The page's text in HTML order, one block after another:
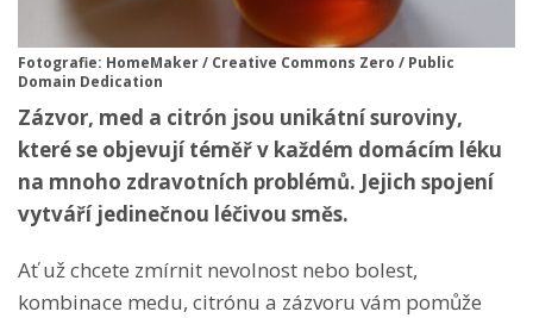
Fotografie: HomeMaker / Creative Commons Zero / Public
Domain Dedication
Zázvor, med a citrón jsou unikátní suroviny,
které se objevují téměř v každém domácím léku
na mnoho zdravotních problémů. Jejich spojení
vytváří jedinečnou léčivou směs.
Ať už chcete zmírnit nevolnost nebo bolest,
kombinace medu, citrónu a zázvoru vám pomůže